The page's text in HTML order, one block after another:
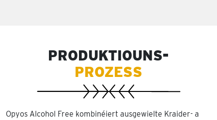
PRODUKTIOUNS-
PROZESS
Opyos Alcohol Free kombinéiert ausgewielte Kraider- a